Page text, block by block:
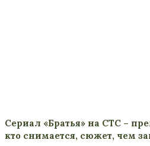
Сериал «Братья» на СТС –
кто снимается, сюжет, чем